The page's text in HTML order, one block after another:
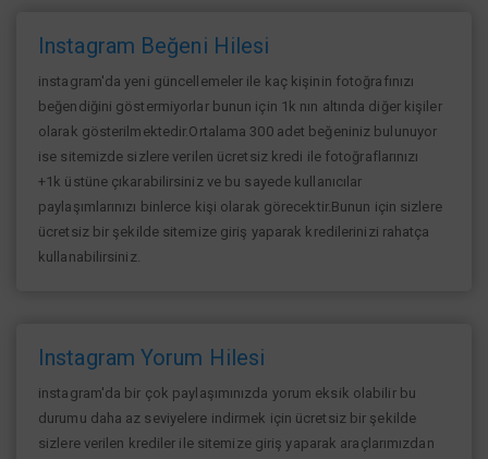
Instagram Beğeni Hilesi
instagram'da yeni güncellemeler ile kaç kişinin fotoğrafınızı
beğendiğini göstermiyorlar bunun için 1k nın altında diğer kişiler
olarak gösterilmektedir.Ortalama 300 adet beğeniniz bulunuyor
ise sitemizde sizlere verilen ücretsiz kredi ile fotoğraflarınızı
+1k üstüne çıkarabilirsiniz ve bu sayede kullanıcılar
paylaşımlarınızı binlerce kişi olarak görecektir.Bunun için sizlere
ücretsiz bir şekilde sitemize giriş yaparak kredilerinizi rahatça
kullanabilirsiniz.
Instagram Yorum Hilesi
instagram'da bir çok paylaşımınızda yorum eksik olabilir bu
durumu daha az seviyelere indirmek için ücretsiz bir şekilde
sizlere verilen krediler ile sitemize giriş yaparak araçlarımızdan